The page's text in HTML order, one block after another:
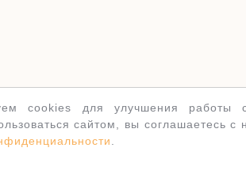
cookies для улучшения работы
сайтом, вы соглашаетесь с